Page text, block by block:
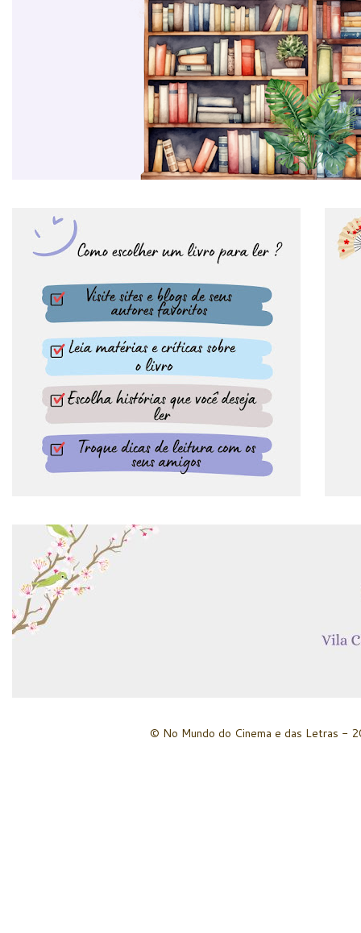
© No Mundo do Cinema e das Letras -